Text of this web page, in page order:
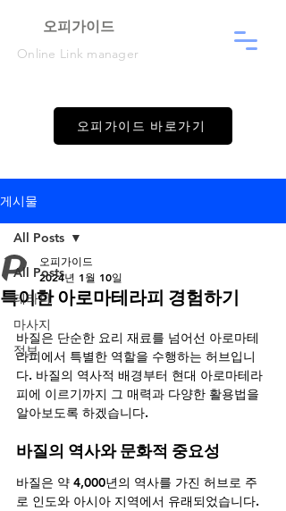
​오피가이드
Online Link manager
오피가이드 바로가기
게시물
All Posts
테라피
마사지
정보
All Posts
특이한 아로마테라피 경험하기
오피가이드
2024년 1월 10일
바질은 단순한 요리 재료를 넘어선 아로마테
라피에서 특별한 역할을 수행하는 허브입니
다. 바질의 역사적 배경부터 현대 아로마테라
피에 이르기까지 그 매력과 다양한 활용법을
알아보도록 하겠습니다.
바질의 역사와 문화적 중요성
바질은 약 4,000년의 역사를 가진 허브로 주
로 인도와 아시아 지역에서 유래되었습니다.